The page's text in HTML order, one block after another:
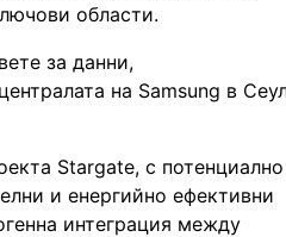
области.
за данни,
на Samsung в
Stargate, с потенциално
и енергийно ефективни
интеграция между